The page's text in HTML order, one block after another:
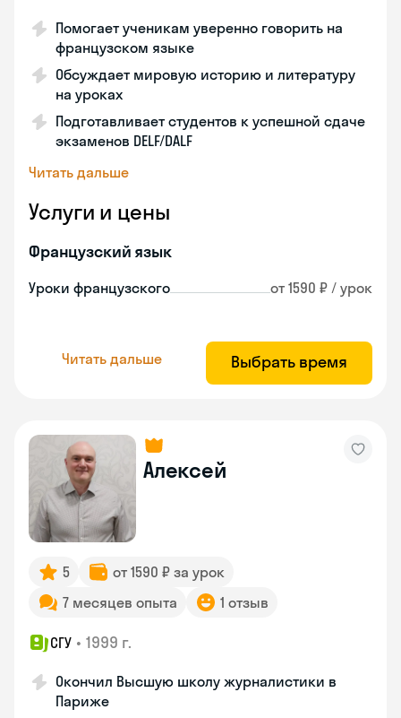
Помогает ученикам уверенно говорить на
французском языке
Обсуждает мировую историю и литературу
на уроках
Подготавливает студентов к успешной сдаче
экзаменов DELF/DALF
Читать дальше
Услуги и цены
Французский язык
Уроки французского от 1590 ₽ / урок
Читать дальше Выбрать время
Алексей
5
от 1590 ₽ за урок
7 месяцев опыта
1 отзыв
СГУ • 1999 г.
Окончил Высшую школу журналистики в
Париже